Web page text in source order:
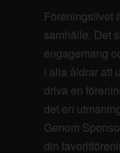
Föreningslivet
samhälle. Det
engagemang
i alla åldrar att
driva en
det en
Genom
din